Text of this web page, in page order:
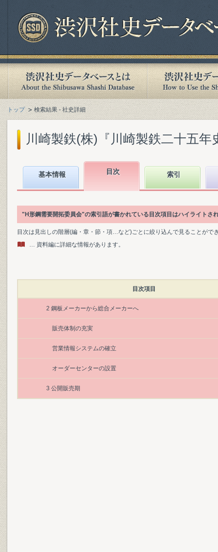
トップ 検索結果 - 社史詳細
川崎製鉄(株)『川崎製鉄二十五年
基本情報 目次 索引
"H形鋼需要開拓委員会"の索引語が書かれている目次項目はハイライトさ
目次は見出しの階層(編・章・節・項…など)ごとに絞り込んで見ることがで
… 資料編に詳細な情報があります。
目次項目
2 鋼板メーカーから総合メーカーへ
販売体制の充実
営業情報システムの確立
オーダーセンターの設置
3 公開販売期